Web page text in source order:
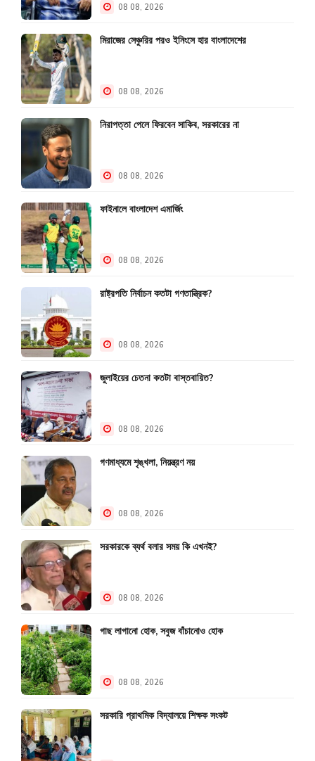
08 08, 2026
মিরাজের সেঞ্চুরির পরও ইনিংসে হার বাংলাদেশের
08 08, 2026
নিরাপত্তা পেলে ফিরবেন সাকিব, সরকারের না
08 08, 2026
ফাইনালে বাংলাদেশ এমার্জিং
08 08, 2026
রাষ্ট্রপতি নির্বাচন কতটা গণতান্ত্রিক?
08 08, 2026
জুলাইয়ের চেতনা কতটা বাস্তবায়িত?
08 08, 2026
গণমাধ্যমে শৃঙ্খলা, নিয়ন্ত্রণ নয়
08 08, 2026
সরকারকে ব্যর্থ বলার সময় কি এখনই?
08 08, 2026
গাছ লাগানো হোক, সবুজ বাঁচানোও হোক
08 08, 2026
সরকারি প্রাথমিক বিদ্যালয়ে শিক্ষক সংকট